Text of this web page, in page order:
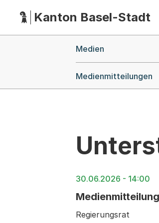
HauptnavigationKanton Basel-Stadt
Medien
Medienmitteilungen
30.06.2026 - 14:00
Medienmitteilung
Regierungsrat